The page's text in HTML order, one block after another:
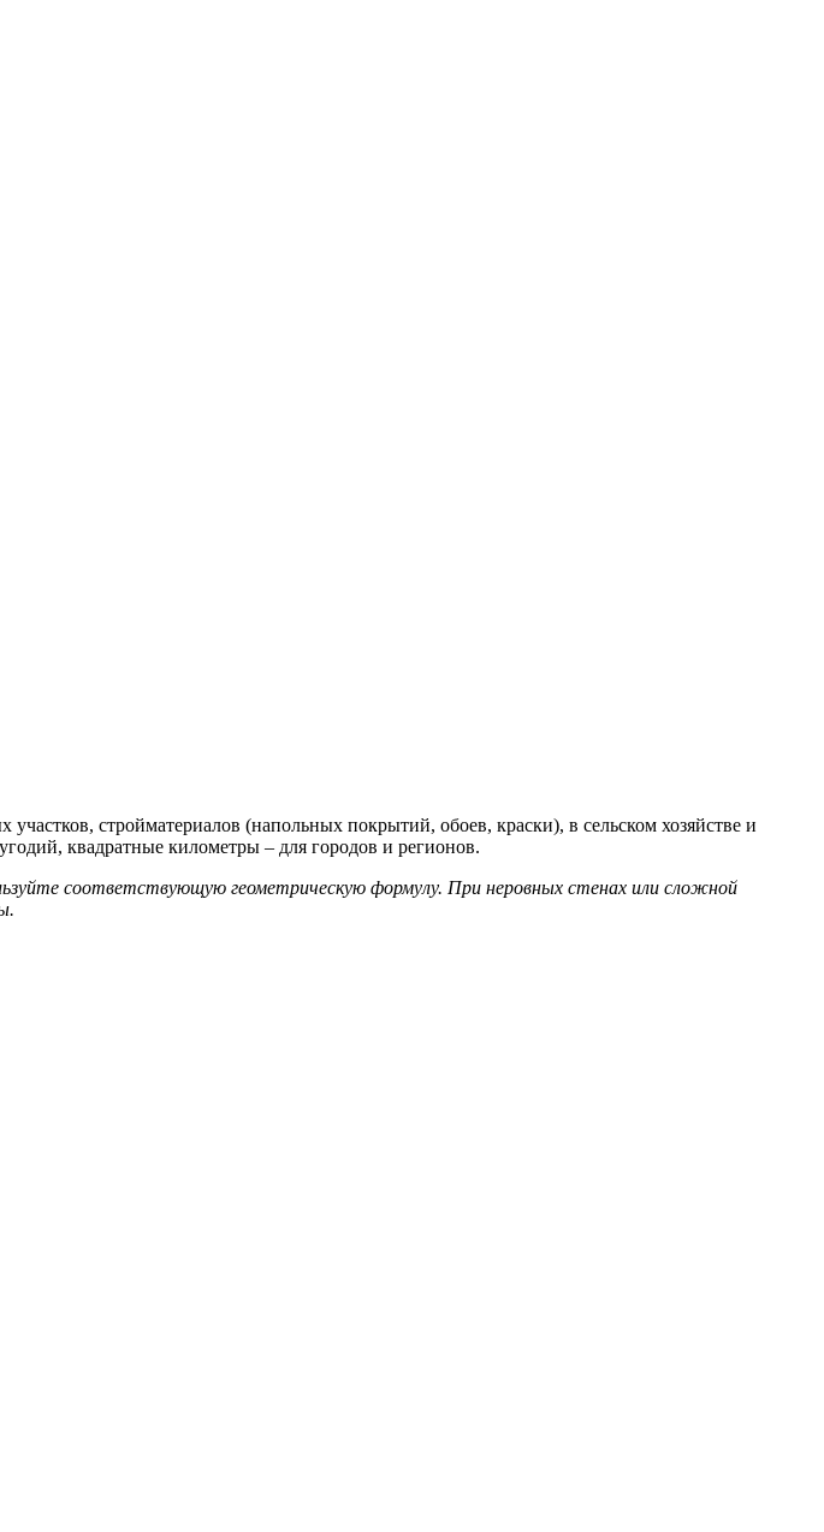
стройматериалов (напольных покрытий, обоев, краски), в сельском хозяйстве и
квадратные километры – для городов и регионов.
соответствующую геометрическую формулу. При неровных стенах или сложной